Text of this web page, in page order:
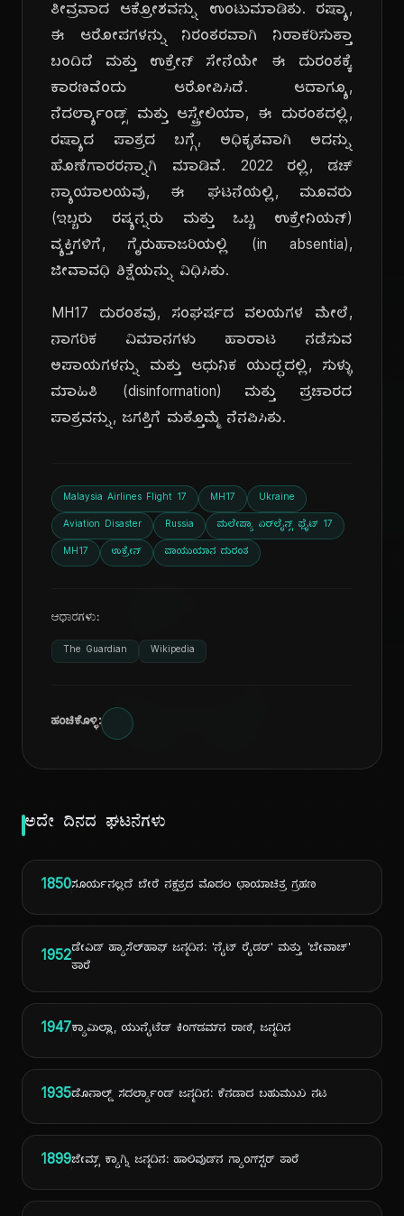
ದಿ
ತೀವ್ರವಾದ ಆಕ್ರೋಶವನ್ನು ಉಂಟುಮಾಡಿತು. ರಷ್ಯಾ,
ಈ ಆರೋಪಗಳನ್ನು ನಿರಂತರವಾಗಿ ನಿರಾಕರಿಸುತ್ತಾ
ಬಂದಿದೆ ಮತ್ತು ಉಕ್ರೇನ್ ಸೇನೆಯೇ ಈ ದುರಂತಕ್ಕೆ
ಕಾರಣವೆಂದು ಆರೋಪಿಸಿದೆ. ಆದಾಗ್ಯೂ,
ನೆದರ್ಲ್ಯಾಂಡ್ಸ್ ಮತ್ತು ಆಸ್ಟ್ರೇಲಿಯಾ, ಈ ದುರಂತದಲ್ಲಿ,
ರಷ್ಯಾದ ಪಾತ್ರದ ಬಗ್ಗೆ, ಅಧಿಕೃತವಾಗಿ ಅದನ್ನು
ಹೊಣೆಗಾರರನ್ನಾಗಿ ಮಾಡಿವೆ. 2022 ರಲ್ಲಿ, ಡಚ್
ನ್ಯಾಯಾಲಯವು, ಈ ಘಟನೆಯಲ್ಲಿ, ಮೂವರು
(ಇಬ್ಬರು ರಷ್ಯನ್ನರು ಮತ್ತು ಒಬ್ಬ ಉಕ್ರೇನಿಯನ್)
ವ್ಯಕ್ತಿಗಳಿಗೆ, ಗೈರುಹಾಜರಿಯಲ್ಲಿ (in absentia),
ಜೀವಾವಧಿ ಶಿಕ್ಷೆಯನ್ನು ವಿಧಿಸಿತು.
MH17 ದುರಂತವು, ಸಂಘರ್ಷದ ವಲಯಗಳ ಮೇಲೆ,
ನಾಗರಿಕ ವಿಮಾನಗಳು ಹಾರಾಟ ನಡೆಸುವ
ಅಪಾಯಗಳನ್ನು ಮತ್ತು ಆಧುನಿಕ ಯುದ್ಧದಲ್ಲಿ, ಸುಳ್ಳು
ಮಾಹಿತಿ (disinformation) ಮತ್ತು ಪ್ರಚಾರದ
ಪಾತ್ರವನ್ನು, ಜಗತ್ತಿಗೆ ಮತ್ತೊಮ್ಮೆ ನೆನಪಿಸಿತು.
Malaysia Airlines Flight 17 MH17 Ukraine
Aviation Disaster Russia ಮಲೇಷ್ಯಾ ಏರ್‌ಲೈನ್ಸ್ ಫ್ಲೈಟ್ 17
MH17 ಉಕ್ರೇನ್ ವಾಯುಯಾನ ದುರಂತ
ಆಧಾರಗಳು:
The Guardian Wikipedia
ಹಂಚಿಕೊಳ್ಳಿ:
ಅದೇ ದಿನದ ಘಟನೆಗಳು
1850ಸೂರ್ಯನಲ್ಲದೆ ಬೇರೆ ನಕ್ಷತ್ರದ ಮೊದಲ ಛಾಯಾಚಿತ್ರ ಗ್ರಹಣ
1952ಡೇವಿಡ್ ಹ್ಯಾಸೆಲ್‌ಹಾಫ್ ಜನ್ಮದಿನ: 'ನೈಟ್ ರೈಡರ್' ಮತ್ತು 'ಬೇವಾಚ್'
ತಾರೆ
1947ಕ್ಯಾಮಿಲ್ಲಾ, ಯುನೈಟೆಡ್ ಕಿಂಗ್‌ಡಮ್‌ನ ರಾಣಿ, ಜನ್ಮದಿನ
1935ಡೊನಾಲ್ಡ್ ಸದರ್ಲ್ಯಾಂಡ್ ಜನ್ಮದಿನ: ಕೆನಡಾದ ಬಹುಮುಖ ನಟ
1899ಜೇಮ್ಸ್ ಕ್ಯಾಗ್ನಿ ಜನ್ಮದಿನ: ಹಾಲಿವುಡ್‌ನ ಗ್ಯಾಂಗ್‌ಸ್ಟರ್ ತಾರೆ